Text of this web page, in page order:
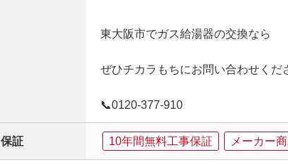
東大阪市でガス給湯器の交換なら
ぜひチカラもちにお問い合わせくだ
📞0120‐377‐910
保証 10年間無料工事保証 メーカー